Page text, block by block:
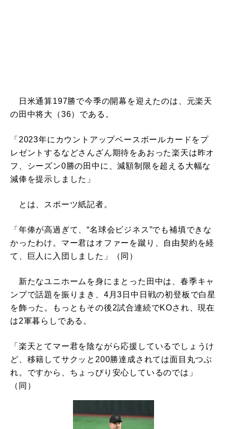
日米通算197勝で今季の開幕を迎えたのは、元楽天
の田中将大（36）である。
「2023年にカウントアップベースボールカードをプ
レゼントするなどさんざん期待をあおった楽天は昨オ
フ、シーズン0勝の田中に、減額制限を超える大幅な
減俸を提示しました」
とは、スポーツ紙記者。
「年俸が高過ぎて、“名球会ビジネス”でも補填できな
かったわけ。マー君はオファーを蹴り、自由契約を経
て、巨人に入団しました」（同）
新たなユニホームを身にまとった田中は、春季キャ
ンプで話題を振りまき、4月3日中日戦の初登板で白星
を飾った。もっともその後2試合連続でKOされ、現在
は2軍暮らしである。
「楽天とてマー君を陰ながら応援しているでしょうけ
ど、移籍してサクッと200勝達成されては面目丸つぶ
れ。ですから、ちょっぴり安心しているのでは」
（同）